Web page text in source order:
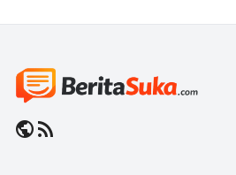
publicrss_feed